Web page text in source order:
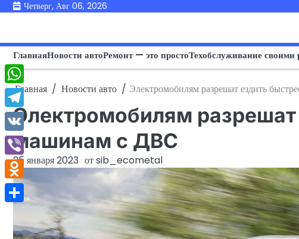
ПерейтиЧетверг, Авг 06, 2026
ГлавнаяНовости автоРемонт — это простоТехобслуживание своими
Главная Новости авто Электромобилям разрешат ездить
Электромобилям
машинам с ДВС
25 января 2023 отsib_ecometal
WhatsApp
Telegram
VK
Viber
Odnoklassniki
Отправить